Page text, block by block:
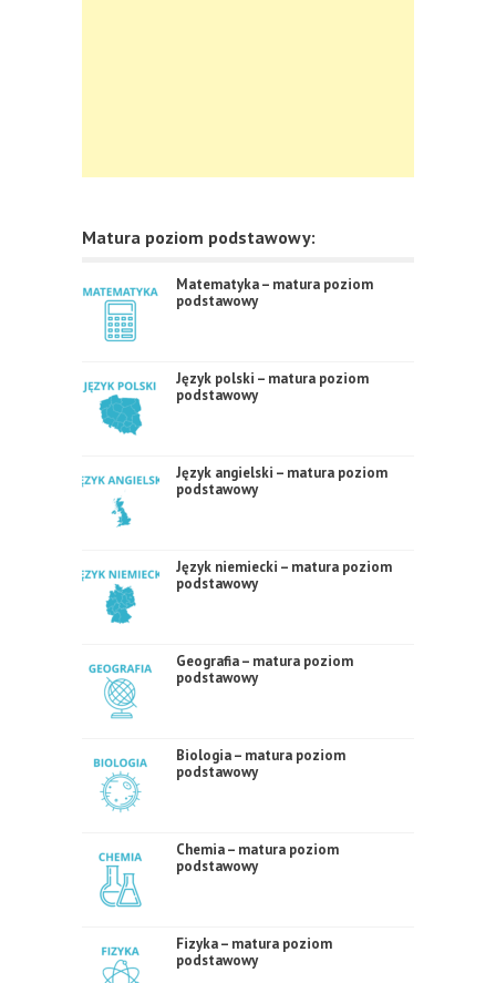
Matura poziom podstawowy:
Matematyka – matura poziom
podstawowy
Język polski – matura poziom
podstawowy
Język angielski – matura poziom
podstawowy
Język niemiecki – matura poziom
podstawowy
Geografia – matura poziom
podstawowy
Biologia – matura poziom
podstawowy
Chemia – matura poziom
podstawowy
Fizyka – matura poziom
podstawowy